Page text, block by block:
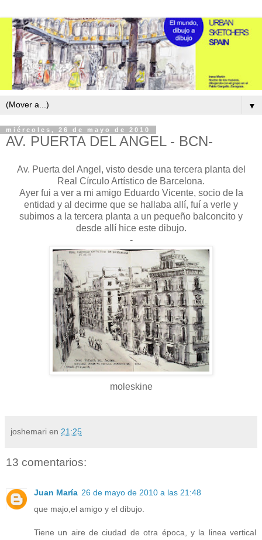
▼
miércoles, 26 de mayo de 2010
AV. PUERTA DEL ANGEL - BCN-
Av. Puerta del Angel, visto desde una tercera planta del
Real Círculo Artístico de Barcelona.
Ayer fui a ver a mi amigo Eduardo Vicente, socio de la
entidad y al decirme que se hallaba allí, fuí a verle y
subimos a la tercera planta a un pequeño balconcito y
desde allí hice este dibujo.
-
moleskine
joshemari en 21:25
13 comentarios:
Juan María 26 de mayo de 2010 a las 21:48
que majo,el amigo y el dibujo.
Tiene un aire de ciudad de otra época, y la linea vertical